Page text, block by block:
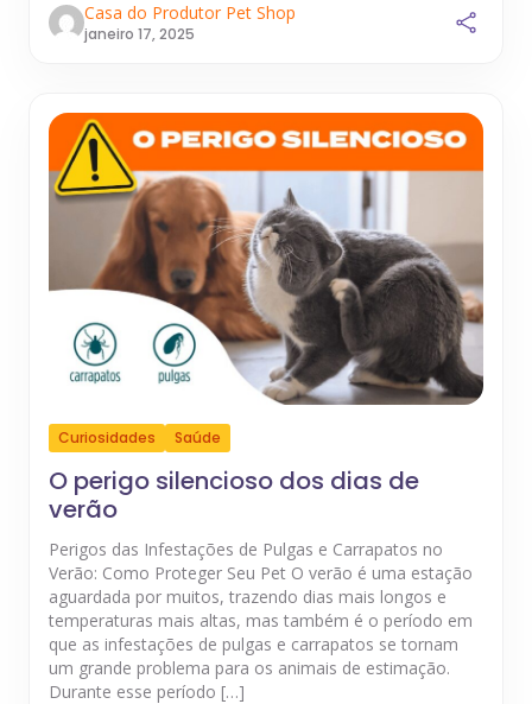
Casa do Produtor Pet Shop
janeiro 17, 2025
Curiosidades Saúde
O perigo silencioso dos dias de
verão
Perigos das Infestações de Pulgas e Carrapatos no
Verão: Como Proteger Seu Pet O verão é uma estação
aguardada por muitos, trazendo dias mais longos e
temperaturas mais altas, mas também é o período em
que as infestações de pulgas e carrapatos se tornam
um grande problema para os animais de estimação.
Durante esse período […]